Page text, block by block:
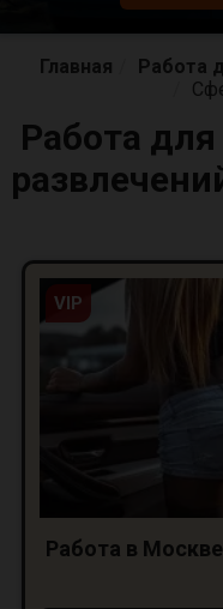
Главная
Работа
Работа
VIP
Работа в Москве